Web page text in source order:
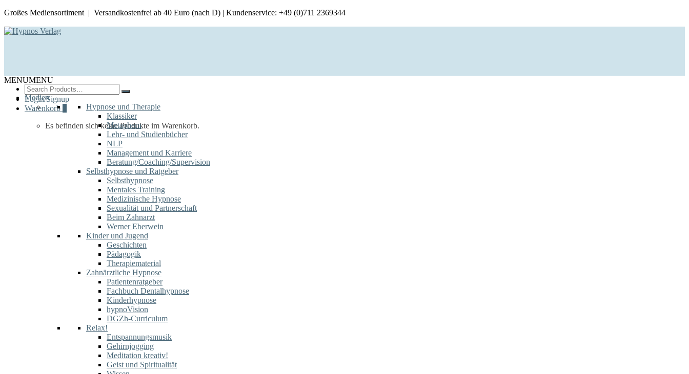
Großes Mediensortiment | Versandkostenfrei ab 40 Euro (nach D) | Kundenservice: +49 (0)711 2369344
Search
for:
Login/Signup
Warenkorb
Es befinden sich keine Produkte im Warenkorb.
MENUMENU
Medien
Hypnose und Therapie
Klassiker
Metaphern
Lehr- und Studienbücher
NLP
Management und Karriere
Beratung/Coaching/Supervision
Selbsthypnose und Ratgeber
Selbsthypnose
Mentales Training
Medizinische Hypnose
Sexualität und Partnerschaft
Beim Zahnarzt
Werner Eberwein
Kinder und Jugend
Geschichten
Pädagogik
Therapiematerial
Zahnärztliche Hypnose
Patientenratgeber
Fachbuch Dentalhypnose
Kinderhypnose
hypnoVision
DGZh-Curriculum
Relax!
Entspannungsmusik
Gehirnjogging
Meditation kreativ!
Geist und Spiritualität